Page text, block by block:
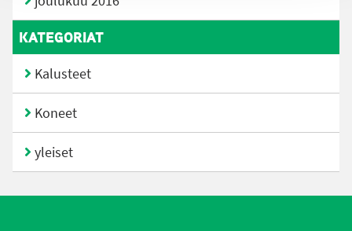
KATEGORIAT
Kalusteet
Koneet
yleiset